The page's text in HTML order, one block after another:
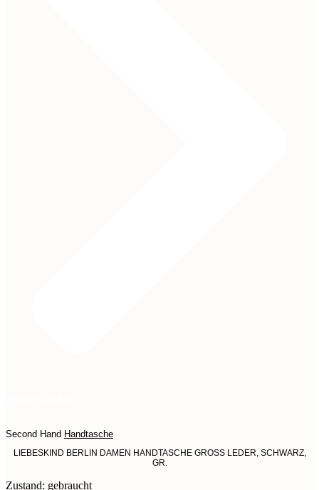
Second Hand Handtasche
LIEBESKIND BERLIN DAMEN HANDTASCHE GROSS LEDER, SCHWARZ,
GR.
Zustand: gebraucht